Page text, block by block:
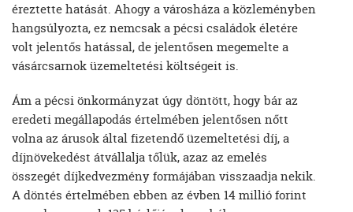
éreztette hatását. Ahogy a városháza a közleményben
hangsúlyozta, ez nemcsak a pécsi családok életére
volt jelentős hatással, de jelentősen megemelte a
vásárcsarnok üzemeltetési költségeit is.
Ám a pécsi önkormányzat úgy döntött, hogy bár az
eredeti megállapodás értelmében jelentősen nőtt
volna az árusok által fizetendő üzemeltetési díj, a
díjnövekedést átvállalja tőlük, azaz az emelés
összegét díjkedvezmény formájában visszaadja nekik.
A döntés értelmében ebben az évben 14 millió forint